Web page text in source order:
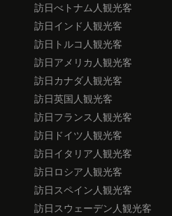
訪日べトナム人観光客
訪日インド人観光客
訪日トルコ人観光客
訪日アメリカ人観光客
訪日カナダ人観光客
訪日英国人観光客
訪日フランス人観光客
訪日ドイツ人観光客
訪日イタリア人観光客
訪日ロシア人観光客
訪日スペイン人観光客
訪日スウェーデン人観光客